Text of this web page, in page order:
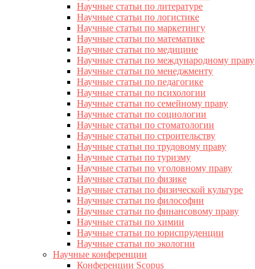
Научные статьи по литературе
Научные статьи по логистике
Научные статьи по маркетингу
Научные статьи по математике
Научные статьи по медицине
Научные статьи по международному праву
Научные статьи по менеджменту
Научные статьи по педагогике
Научные статьи по психологии
Научные статьи по семейному праву
Научные статьи по социологии
Научные статьи по стоматологии
Научные статьи по строительству
Научные статьи по трудовому праву
Научные статьи по туризму
Научные статьи по уголовному праву
Научные статьи по физике
Научные статьи по физической культуре
Научные статьи по философии
Научные статьи по финансовому праву
Научные статьи по химии
Научные статьи по юриспруденции
Научные статьи по экологии
Научные конференции
Конференции Scopus